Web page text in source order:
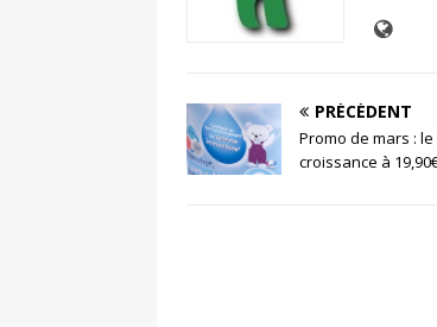
PRÉCÉDENT
Promo de mars :
croissance à